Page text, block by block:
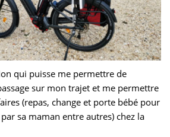
qui puisse me permettre de
sur mon trajet et me permettre
(repas, change et porte bébé pour
sa maman entre autres) chez la